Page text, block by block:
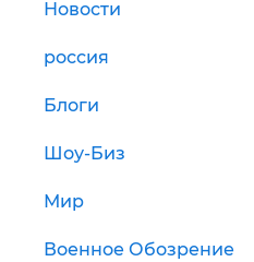
Новости
россия
Блоги
Шоу-Биз
Мир
Военное Обозрение